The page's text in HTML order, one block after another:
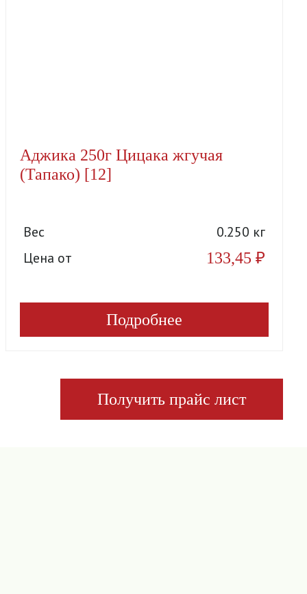
Аджика 250г Цицака жгучая
(Тапако) [12]
Вес
0.250 кг
Цена от
133,45 ₽
Подробнее
Получить прайс лист